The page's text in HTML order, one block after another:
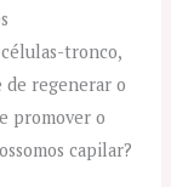
tronco,
de regenerar o
promover o
capilar?